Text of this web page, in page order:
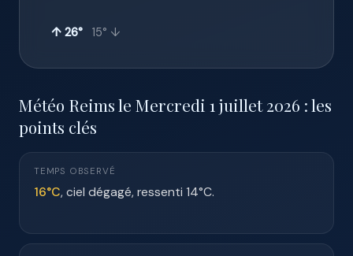
↑ 26° 15° ↓
Météo Reims le Mercredi 1 juillet 2026 : les
points clés
TEMPS OBSERVÉ
16°C, ciel dégagé, ressenti 14°C.